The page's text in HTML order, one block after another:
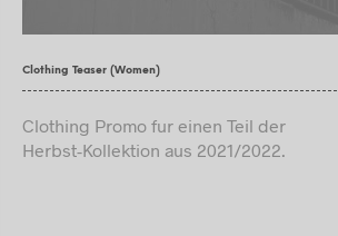
Clothing Teaser (Women)
Clothing Promo fur einen Teil der
Herbst-Kollektion aus 2021/2022.